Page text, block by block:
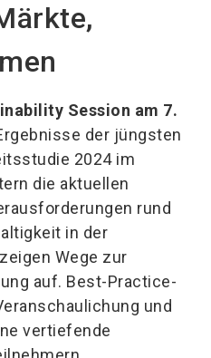
Session am 7.
der jüngsten
2024 im
die aktuellen
rund
in der
Wege zur
auf. Best-Practice-
und
vertiefende